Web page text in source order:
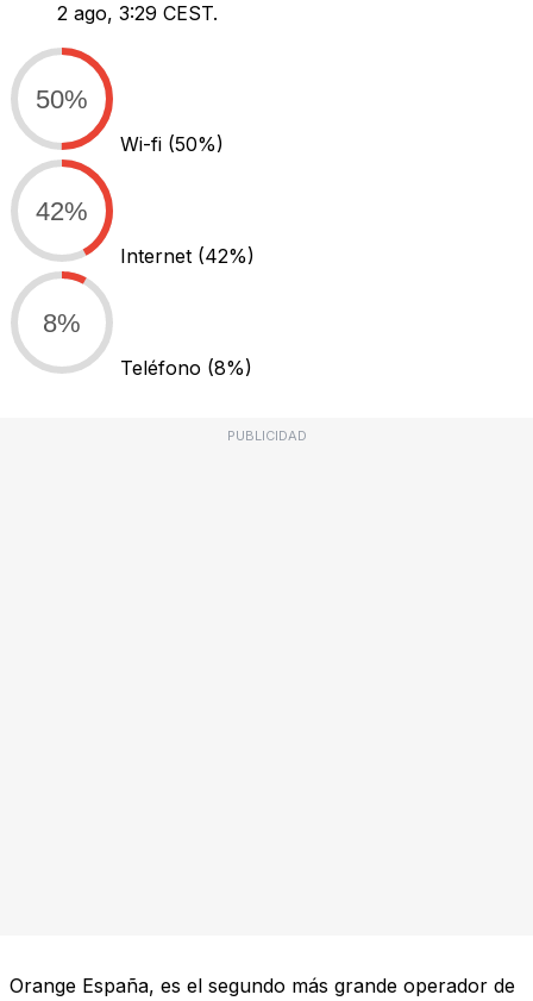
2 ago, 3:29 CEST.
50%
Wi-fi (50%)
42%
Internet (42%)
8%
Teléfono (8%)
PUBLICIDAD
Orange España, es el segundo más grande operador de